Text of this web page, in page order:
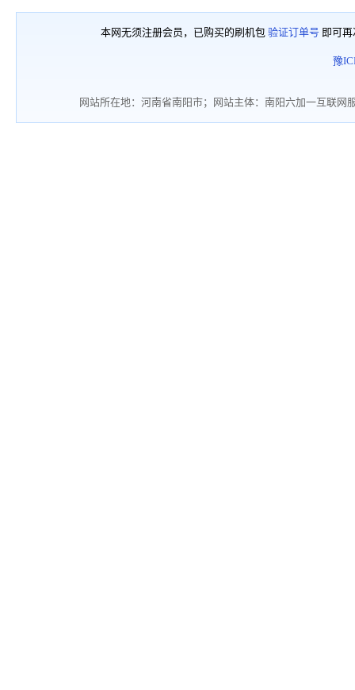
本网无须注册会员，已购买的刷机包 验证订单号 即可
豫
网站所在地：河南省南阳市；网站主体：南阳六加一互联